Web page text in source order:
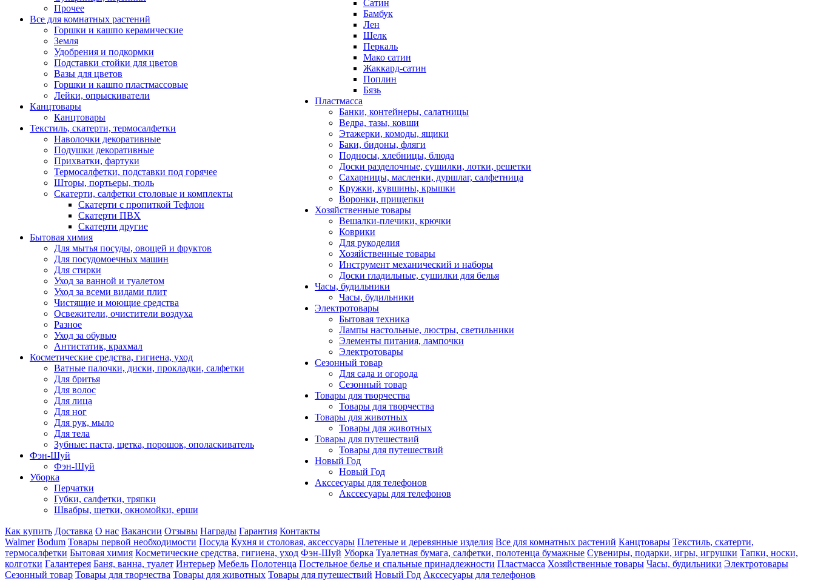
Прочее
Все для комнатных растений
Горшки и кашпо керамические
Земля
Удобрения и подкормки
Подставки стойки для цветов
Вазы для цветов
Горшки и кашпо пластмассовые
Лейки, опрыскиватели
Канцтовары
Канцтовары
Текстиль, скатерти, термосалфетки
Наволочки декоративные
Подушки декоративные
Прихватки, фартуки
Термосалфетки, подставки под горячее
Шторы, портьеры, тюль
Скатерти, салфетки столовые и комплекты
Скатерти с пропиткой Тефлон
Скатерти ПВХ
Скатерти другие
Бытовая химия
Для мытья посуды, овощей и фруктов
Для посудомоечных машин
Для стирки
Уход за ванной и туалетом
Уход за всеми видами плит
Чистящие и моющие средства
Освежители, очистители воздуха
Разное
Уход за обувью
Антистатик, крахмал
Косметические средства, гигиена, уход
Ватные палочки, диски, прокладки, салфетки
Для бритья
Для волос
Для лица
Для ног
Для рук, мыло
Для тела
Зубные: паста, щетка, порошок, ополаскиватель
Фэн-Шуй
Фэн-Шуй
Уборка
Перчатки
Губки, салфетки, тряпки
Швабры, щетки, окномойки, ерши
Сатин
Бамбук
Лен
Шелк
Перкаль
Мако сатин
Жаккард-сатин
Поплин
Бязь
Пластмасса
Банки, контейнеры, салатницы
Ведра, тазы, ковши
Этажерки, комоды, ящики
Баки, бидоны, фляги
Подносы, хлебницы, блюда
Доски разделочные, сушилки, лотки, решетки
Сахарницы, масленки, дуршлаг, салфетница
Кружки, кувшины, крышки
Воронки, прищепки
Хозяйственные товары
Вешалки-плечики, крючки
Коврики
Для рукоделия
Хозяйственные товары
Инструмент механический и наборы
Доски гладильные, сушилки для белья
Часы, будильники
Часы, будильники
Электротовары
Бытовая техника
Лампы настольные, люстры, светильники
Элементы питания, лампочки
Электротовары
Сезонный товар
Для сада и огорода
Сезонный товар
Товары для творчества
Товары для творчества
Товары для животных
Товары для животных
Товары для путешествий
Товары для путешествий
Новый Год
Новый Год
Акссесуары для телефонов
Акссесуары для телефонов
Как купить Доставка О нас Вакансии Отзывы Награды Гарантия Контакты
Walmer Bodum Товары первой необходимости Посуда Кухня и столовая, аксессуары Плетеные и деревянные изделия Все для комнатных растений Канцтовары Текстиль, скатерти,
термосалфетки Бытовая химия Косметические средства, гигиена, уход Фэн-Шуй Уборка Туалетная бумага, салфетки, полотенца бумажные Сувениры, подарки, игры, игрушки Тапки, носки,
колготки Галантерея Баня, ванна, туалет Интерьер Мебель Полотенца Постельное белье и спальные принадлежности Пластмасса Хозяйственные товары Часы, будильники Электротовары
Сезонный товар Товары для творчества Товары для животных Товары для путешествий Новый Год Акссесуары для телефонов